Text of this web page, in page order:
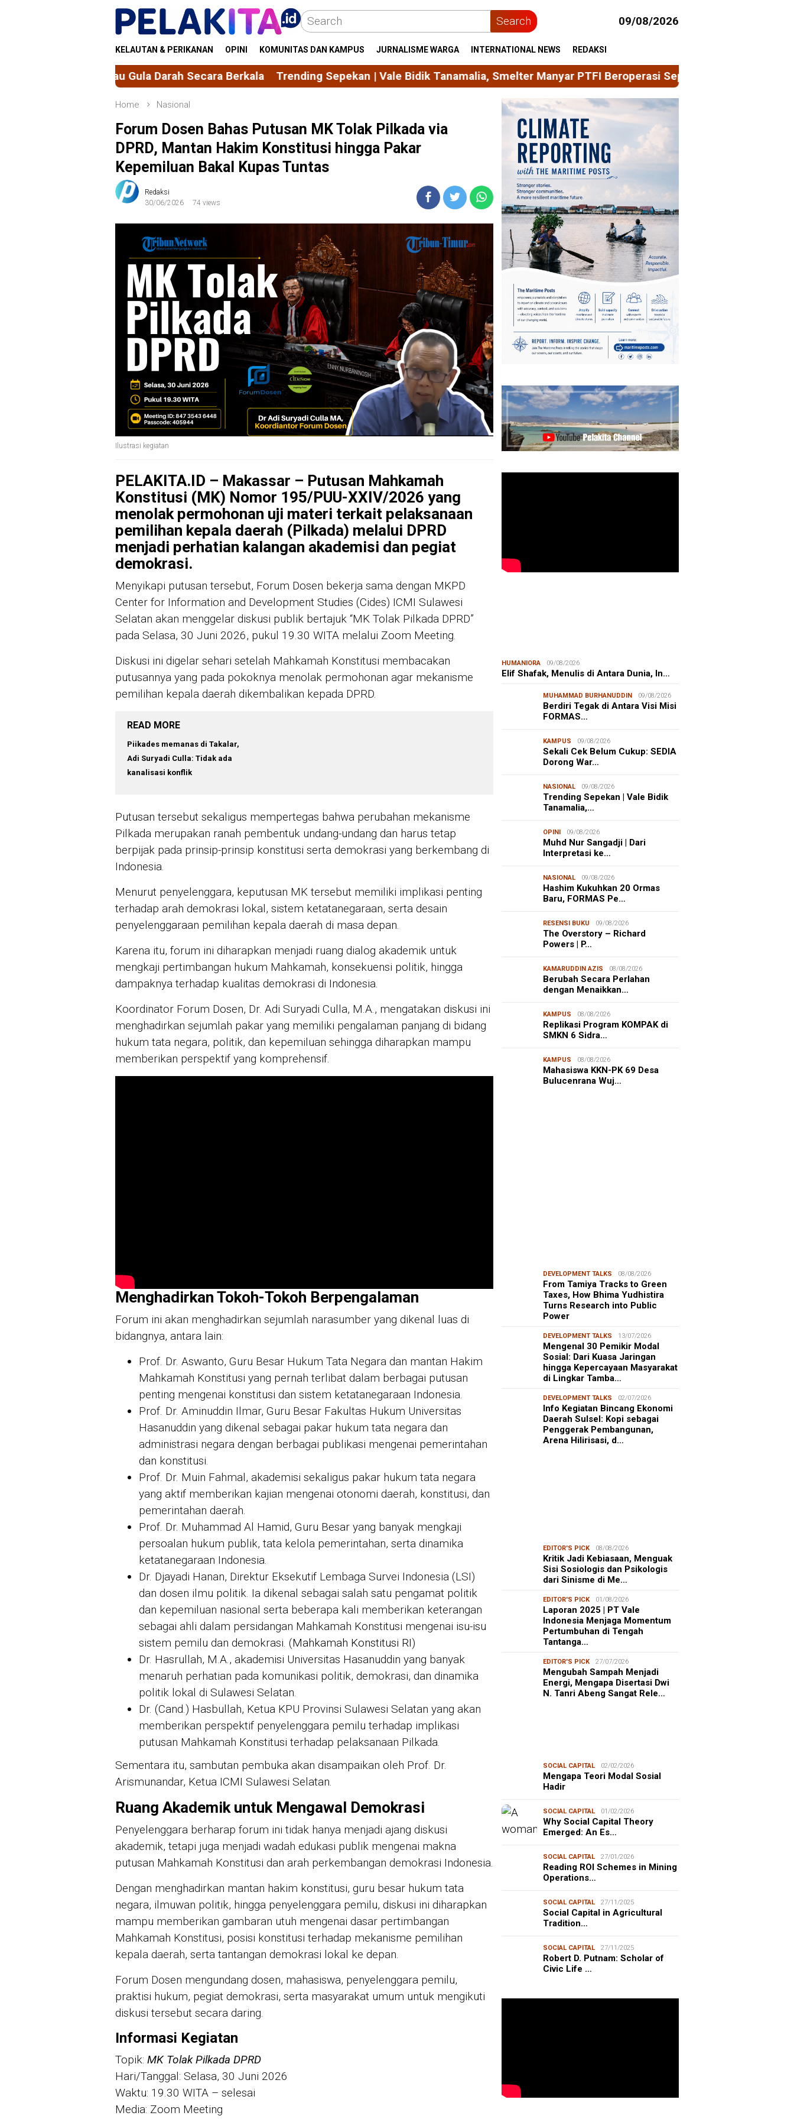
Skip
Search 09/08/2026
KELAUTAN & PERIKANAN OPINI KOMUNITAS DAN KAMPUS JURNALISME WARGA INTERNATIONAL NEWS REDAKSI
Gula Darah Secara Berkala Trending Sepekan | Vale Bidik Tanamalia, Smelter Manyar PTFI Beroperasi September 2026 Muhd Nur Sangadji |
Home Nasional
Forum Dosen Bahas Putusan MK Tolak Pilkada via
DPRD, Mantan Hakim Konstitusi hingga Pakar
Kepemiluan Bakal Kupas Tuntas
Redaksi
30/06/2026
74 views
Ilustrasi kegiatan
PELAKITA.ID – Makassar – Putusan Mahkamah
Konstitusi (MK) Nomor 195/PUU-XXIV/2026 yang
menolak permohonan uji materi terkait pelaksanaan
pemilihan kepala daerah (Pilkada) melalui DPRD
menjadi perhatian kalangan akademisi dan pegiat
demokrasi.
Menyikapi putusan tersebut, Forum Dosen bekerja sama dengan MKPD
Center for Information and Development Studies (Cides) ICMI Sulawesi
Selatan akan menggelar diskusi publik bertajuk “MK Tolak Pilkada DPRD”
pada Selasa, 30 Juni 2026, pukul 19.30 WITA melalui Zoom Meeting.
Diskusi ini digelar sehari setelah Mahkamah Konstitusi membacakan
putusannya yang pada pokoknya menolak permohonan agar mekanisme
pemilihan kepala daerah dikembalikan kepada DPRD.
READ MORE
Piikades memanas di Takalar,
Adi Suryadi Culla: Tidak ada
kanalisasi konflik
Putusan tersebut sekaligus mempertegas bahwa perubahan mekanisme
Pilkada merupakan ranah pembentuk undang-undang dan harus tetap
berpijak pada prinsip-prinsip konstitusi serta demokrasi yang berkembang di
Indonesia.
Menurut penyelenggara, keputusan MK tersebut memiliki implikasi penting
terhadap arah demokrasi lokal, sistem ketatanegaraan, serta desain
penyelenggaraan pemilihan kepala daerah di masa depan.
Karena itu, forum ini diharapkan menjadi ruang dialog akademik untuk
mengkaji pertimbangan hukum Mahkamah, konsekuensi politik, hingga
dampaknya terhadap kualitas demokrasi di Indonesia.
Koordinator Forum Dosen, Dr. Adi Suryadi Culla, M.A., mengatakan diskusi ini
menghadirkan sejumlah pakar yang memiliki pengalaman panjang di bidang
hukum tata negara, politik, dan kepemiluan sehingga diharapkan mampu
memberikan perspektif yang komprehensif.
Menghadirkan Tokoh-Tokoh Berpengalaman
Forum ini akan menghadirkan sejumlah narasumber yang dikenal luas di
bidangnya, antara lain:
Prof. Dr. Aswanto, Guru Besar Hukum Tata Negara dan mantan Hakim
Mahkamah Konstitusi yang pernah terlibat dalam berbagai putusan
penting mengenai konstitusi dan sistem ketatanegaraan Indonesia.
Prof. Dr. Aminuddin Ilmar, Guru Besar Fakultas Hukum Universitas
Hasanuddin yang dikenal sebagai pakar hukum tata negara dan
administrasi negara dengan berbagai publikasi mengenai pemerintahan
dan konstitusi.
Prof. Dr. Muin Fahmal, akademisi sekaligus pakar hukum tata negara
yang aktif memberikan kajian mengenai otonomi daerah, konstitusi, dan
pemerintahan daerah.
Prof. Dr. Muhammad Al Hamid, Guru Besar yang banyak mengkaji
persoalan hukum publik, tata kelola pemerintahan, serta dinamika
ketatanegaraan Indonesia.
Dr. Djayadi Hanan, Direktur Eksekutif Lembaga Survei Indonesia (LSI)
dan dosen ilmu politik. Ia dikenal sebagai salah satu pengamat politik
dan kepemiluan nasional serta beberapa kali memberikan keterangan
sebagai ahli dalam persidangan Mahkamah Konstitusi mengenai isu-isu
sistem pemilu dan demokrasi. (Mahkamah Konstitusi RI)
Dr. Hasrullah, M.A., akademisi Universitas Hasanuddin yang banyak
menaruh perhatian pada komunikasi politik, demokrasi, dan dinamika
politik lokal di Sulawesi Selatan.
Dr. (Cand.) Hasbullah, Ketua KPU Provinsi Sulawesi Selatan yang akan
memberikan perspektif penyelenggara pemilu terhadap implikasi
putusan Mahkamah Konstitusi terhadap pelaksanaan Pilkada.
Sementara itu, sambutan pembuka akan disampaikan oleh Prof. Dr.
Arismunandar, Ketua ICMI Sulawesi Selatan.
Ruang Akademik untuk Mengawal Demokrasi
Penyelenggara berharap forum ini tidak hanya menjadi ajang diskusi
akademik, tetapi juga menjadi wadah edukasi publik mengenai makna
putusan Mahkamah Konstitusi dan arah perkembangan demokrasi Indonesia.
Dengan menghadirkan mantan hakim konstitusi, guru besar hukum tata
negara, ilmuwan politik, hingga penyelenggara pemilu, diskusi ini diharapkan
mampu memberikan gambaran utuh mengenai dasar pertimbangan
Mahkamah Konstitusi, posisi konstitusi terhadap mekanisme pemilihan
kepala daerah, serta tantangan demokrasi lokal ke depan.
Forum Dosen mengundang dosen, mahasiswa, penyelenggara pemilu,
praktisi hukum, pegiat demokrasi, serta masyarakat umum untuk mengikuti
diskusi tersebut secara daring.
Informasi Kegiatan
Topik: MK Tolak Pilkada DPRD
Hari/Tanggal: Selasa, 30 Juni 2026
Waktu: 19.30 WITA – selesai
Media: Zoom Meeting
HUMANIORA 09/08/2026
Elif Shafak, Menulis di Antara Dunia, In…
MUHAMMAD BURHANUDDIN 09/08/2026
Berdiri Tegak di Antara Visi Misi
FORMAS…
KAMPUS 09/08/2026
Sekali Cek Belum Cukup: SEDIA
Dorong War…
NASIONAL 09/08/2026
Trending Sepekan | Vale Bidik
Tanamalia,…
OPINI 09/08/2026
Muhd Nur Sangadji | Dari
Interpretasi ke…
NASIONAL 09/08/2026
Hashim Kukuhkan 20 Ormas
Baru, FORMAS Pe…
RESENSI BUKU 09/08/2026
The Overstory – Richard
Powers | P…
KAMARUDDIN AZIS 08/08/2026
Berubah Secara Perlahan
dengan Menaikkan…
KAMPUS 08/08/2026
Replikasi Program KOMPAK di
SMKN 6 Sidra…
KAMPUS 08/08/2026
Mahasiswa KKN-PK 69 Desa
Bulucenrana Wuj…
JURNALISME WARGA 08/08/2026
Mahasiswa KKN-PK Unhas Edukasi
Siswa SD Cegah Karies melalui
DEVELOPMENT TALKS 08/08/2026
From Tamiya Tracks to Green
Taxes, How Bhima Yudhistira
Turns Research into Public
Power
DEVELOPMENT TALKS 13/07/2026
Mengenal 30 Pemikir Modal
Sosial: Dari Kuasa Jaringan
hingga Kepercayaan Masyarakat
di Lingkar Tamba…
DEVELOPMENT TALKS 02/07/2026
Info Kegiatan Bincang Ekonomi
Daerah Sulsel: Kopi sebagai
Penggerak Pembangunan,
Arena Hilirisasi, d…
EDITOR'S PICK 08/08/2026
Kritik Jadi Kebiasaan, Menguak
Sisi Sosiologis dan Psikologis
dari Sinisme di Me…
EDITOR'S PICK 01/08/2026
Laporan 2025 | PT Vale
Indonesia Menjaga Momentum
Pertumbuhan di Tengah
Tantanga…
EDITOR'S PICK 27/07/2026
Mengubah Sampah Menjadi
Energi, Mengapa Disertasi Dwi
N. Tanri Abeng Sangat Rele…
SOCIAL CAPITAL 02/02/2026
Mengapa Teori Modal Sosial
Hadir
SOCIAL CAPITAL 01/02/2026
Why Social Capital Theory
Emerged: An Es…
SOCIAL CAPITAL 27/01/2026
Reading ROI Schemes in Mining
Operations…
SOCIAL CAPITAL 27/11/2025
Social Capital in Agricultural
Tradition…
SOCIAL CAPITAL 27/11/2025
Robert D. Putnam: Scholar of
Civic Life …